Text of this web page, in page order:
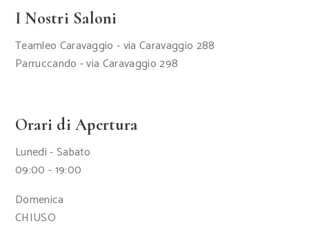
I Nostri Saloni
Teamleo Caravaggio - via Caravaggio 288
Parruccando - via Caravaggio 298
Orari di Apertura
Lunedi - Sabato
09:00 - 19:00
Domenica
CHIUSO